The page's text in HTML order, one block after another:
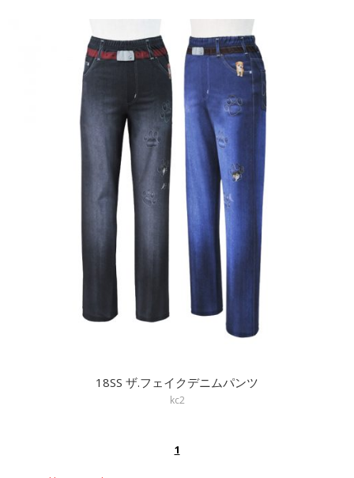
18SS ザ.フェイクデニムパンツ
kc2
1